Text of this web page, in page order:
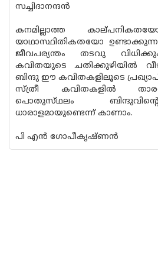
സച്ചിദാനന്ദൻ
കനമില്ലാത്ത
യാഥാസ്ഥിതികതയോ
ജീവപര്യന്തം തടവു
കവിതയുടെ ചതിക്കുഴിയിൽ
ബിന്ദു ഈ കവിതകളിലൂടെ
സ്ത്രീ കവിതകളിൽ
പൊതുസ്‌ഥലം
ധാരാളമായുണ്ടെന്ന് കാണാം.
പി എൻ ഗോപീകൃഷ്ണൻ